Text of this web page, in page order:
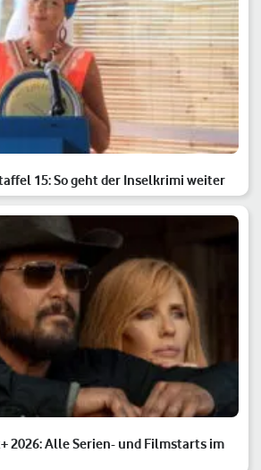
15: So geht der Inselkrimi weiter
2026: Alle Serien- und Filmstarts im